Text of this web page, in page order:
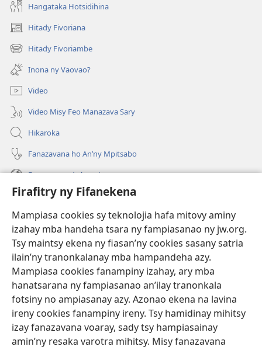
Firafitry ny Fifanekena
Mampiasa cookies sy teknolojia hafa mitovy aminy
izahay mba handeha tsara ny fampiasanao ny jw.org.
Tsy maintsy ekena ny fiasan’ny cookies sasany satria
ilain’ny tranonkalanay mba hampandeha azy.
Mampiasa cookies fanampiny izahay, ary mba
hanatsarana ny fampiasanao an’ilay tranonkala
fotsiny no ampiasanay azy. Azonao ekena na lavina
ireny cookies fanampiny ireny. Tsy hamidinay mihitsy
izay fanazavana voaray, sady tsy hampiasainay
amin’ny resaka varotra mihitsy. Misy fanazavana
Hangataka Hotsidihina
Hitady Fivoriana
(manokatra
rohy) Hitady Fivoriambe
(manokatra
rohy) Inona ny Vaovao?
Video
Video Misy Feo Manazava Sary
Hikaroka
Fanazavana ho An’ny Mpitsabo
Fanazavana Ankapobeny
Fanampiana
Fanomezana
(manokatra
rohy)
FITEHIRIZAM-BOKIN’NY Vavolombelon’i Jehovah
(manokatra
rohy)
JW Hub
(manokatra
rohy)
JW Library
Watchtower Library ®